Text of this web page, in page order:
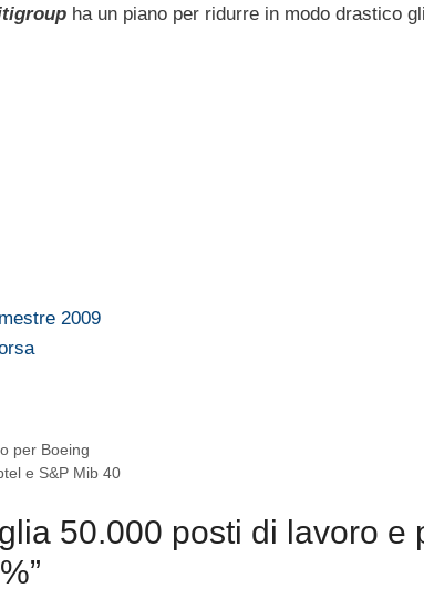
ha un piano per ridurre in modo drastico gli
2009
per Boeing
e S&P Mib 40
50.000 posti di lavoro e